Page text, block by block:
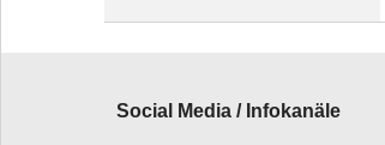
Social Media / Infokanäle